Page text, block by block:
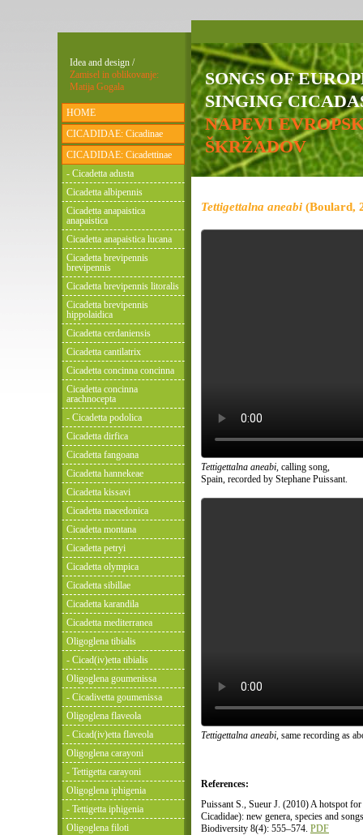
SONGS OF
SINGING
NAPEVI
ŠKRŽADOV
Tettigettalna aneabi (Boulard,
Tettigettalna aneabi, calling song,
Spain, recorded by Stephane Puissant.
Tettigettalna aneabi, same recording as
References:
Puissant S., Sueur J. (2010) A hotspot
Cicadidae): new genera, species and
Biodiversity 8(4): 555–574. PDF
Idea and design /
Zamisel in oblikovanje:
Matija Gogala
HOME
CICADIDAE: Cicadinae
CICADIDAE: Cicadettinae
- Cicadetta adusta
Cicadetta albipennis
Cicadetta anapaistica
anapaistica
Cicadetta anapaistica lucana
Cicadetta brevipennis
brevipennis
Cicadetta brevipennis litoralis
Cicadetta brevipennis
hippolaidica
Cicadetta cerdaniensis
Cicadetta cantilatrix
Cicadetta concinna concinna
Cicadetta concinna
arachnocepta
- Cicadetta podolica
Cicadetta dirfica
Cicadetta fangoana
Cicadetta hannekeae
Cicadetta kissavi
Cicadetta macedonica
Cicadetta montana
Cicadetta petryi
Cicadetta olympica
Cicadetta sibillae
Cicadetta karandila
Cicadetta mediterranea
Oligoglena tibialis
- Cicad(iv)etta tibialis
Oligoglena goumenissa
- Cicadivetta goumenissa
Oligoglena flaveola
- Cicad(iv)etta flaveola
Oligoglena carayoni
- Tettigetta carayoni
Oligoglena iphigenia
- Tettigetta iphigenia
Oligoglena filoti